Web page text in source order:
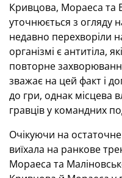
Кривцова, Мораеса та
уточнюється з огляду
недавно перехворіли
організмі є антитіла,
повторне
зважає на цей факт і
до гри, однак місцева
гравців у командних
Очікуючи на
виїхала на ранкове
Мораеса та